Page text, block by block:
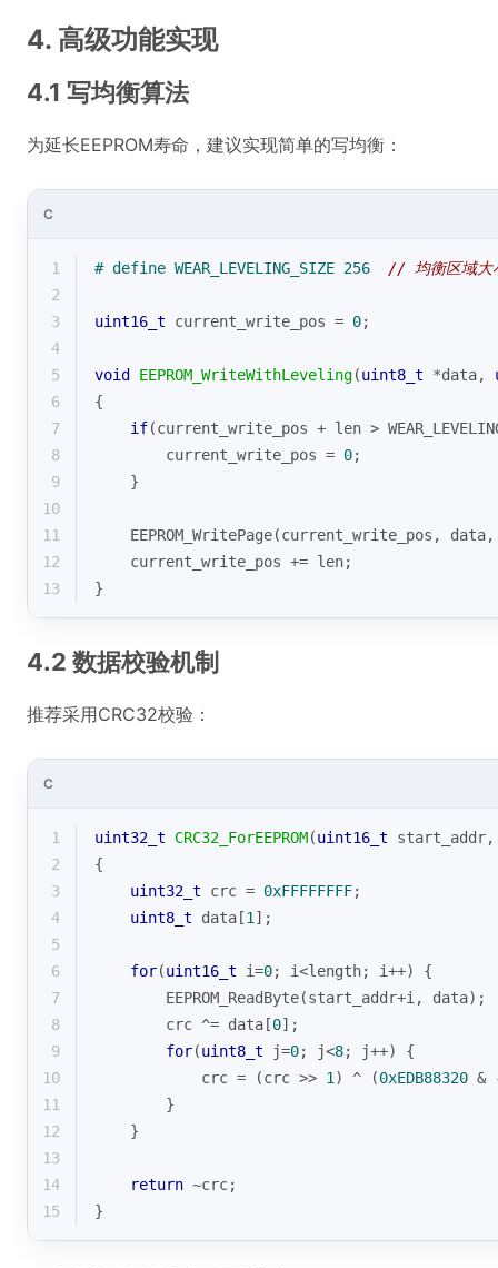
4. 高级功能实现
4.1 写均衡算法
为延长EEPROM寿命，建议实现简单的写均衡：
C
1 # define WEAR_LEVELING_SIZE 256 // 均衡区域大
2
3
uint16_t current_write_pos = 0;
4
5
void EEPROM_WriteWithLeveling(uint8_t *data,
6
{
7
if(current_write_pos + len >
8
        current_write_pos =
0;
9
    }
10
11
EEPROM_WritePage(current_write_pos,
12
    current_write_pos += len;
13
}
4.2 数据校验机制
推荐采用CRC32校验：
C
1 uint32_t CRC32_ForEEPROM(uint16_t
2
{
3
uint32_t crc = 0xFFFFFFFF;
4
uint8_t data[1 ];
5
6
for(uint16_t i=0; i<length; i++) {
7
        EEPROM_ReadByte(start_addr+i, data);
8
        crc ^= data[
0];
9
for(uint8_t j=0; j<8; j++) {
10
            crc = (crc >>
1 ) ^ (0xEDB88320 &
11
        }
12
    }
13
14
return ~crc;
15
}